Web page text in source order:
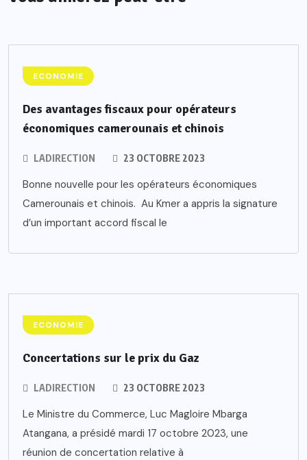
ECONOMIE
Des avantages fiscaux pour opérateurs
économiques camerounais et chinois
LADIRECTION 23 OCTOBRE 2023
Bonne nouvelle pour les opérateurs économiques
Camerounais et chinois. Au Kmer a appris la signature
d’un important accord fiscal le
ECONOMIE
Concertations sur le prix du Gaz
LADIRECTION 23 OCTOBRE 2023
Le Ministre du Commerce, Luc Magloire Mbarga
Atangana, a présidé mardi 17 octobre 2023, une
réunion de concertation relative à